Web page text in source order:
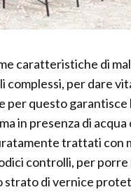
caratteristiche di
complessi, per dare
per questo
in presenza di
trattati con
controlli, per porre
strato di vernice